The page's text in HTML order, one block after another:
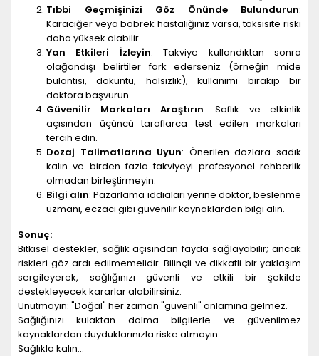
Tıbbi Geçmişinizi Göz Önünde Bulundurun:
Karaciğer veya böbrek hastalığınız varsa, toksisite riski
daha yüksek olabilir.
Yan Etkileri İzleyin: Takviye kullandıktan sonra
olağandışı belirtiler fark ederseniz (örneğin mide
bulantısı, döküntü, halsizlik), kullanımı bırakıp bir
doktora başvurun.
Güvenilir Markaları Araştırın: Saflık ve etkinlik
açısından üçüncü taraflarca test edilen markaları
tercih edin.
Dozaj Talimatlarına Uyun: Önerilen dozlara sadık
kalın ve birden fazla takviyeyi profesyonel rehberlik
olmadan birleştirmeyin.
Bilgi alın: Pazarlama iddiaları yerine doktor, beslenme
uzmanı, eczacı gibi güvenilir kaynaklardan bilgi alın.
Sonuç:
Bitkisel destekler, sağlık açısından fayda sağlayabilir; ancak
riskleri göz ardı edilmemelidir. Bilinçli ve dikkatli bir yaklaşım
sergileyerek, sağlığınızı güvenli ve etkili bir şekilde
destekleyecek kararlar alabilirsiniz.
Unutmayın: "Doğal" her zaman "güvenli" anlamına gelmez.
Sağlığınızı kulaktan dolma bilgilerle ve güvenilmez
kaynaklardan duyduklarınızla riske atmayın.
Sağlıkla kalın…